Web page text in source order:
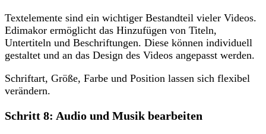
Textelemente sind ein wichtiger Bestandteil vieler Videos.
Edimakor ermöglicht das Hinzufügen von Titeln,
Untertiteln und Beschriftungen. Diese können individuell
gestaltet und an das Design des Videos angepasst werden.
Schriftart, Größe, Farbe und Position lassen sich flexibel
verändern.
Schritt 8: Audio und Musik bearbeiten